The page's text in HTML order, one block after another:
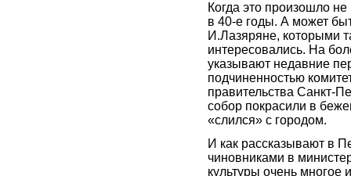
Когда это произошло
в 40-е годы. А может
И.Лазяряне, которыми
интересовались. На
указывают недавние
подчиненностью
правительства Санкт-
собор покрасили в
«слился» с городом.
И как рассказывают в
чиновниками в
культуры очень многое